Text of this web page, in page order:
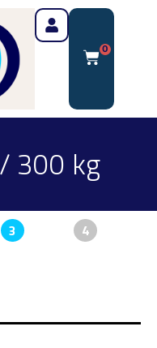
0
300 kg
3 4